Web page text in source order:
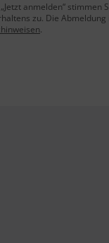
anmelden“
zu. Die
.